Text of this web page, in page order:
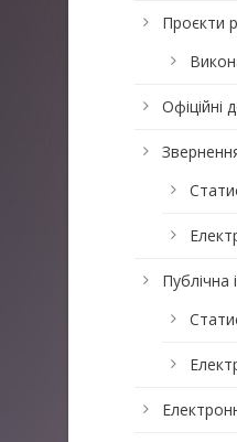
Проєкти
Офіційні
Публічна